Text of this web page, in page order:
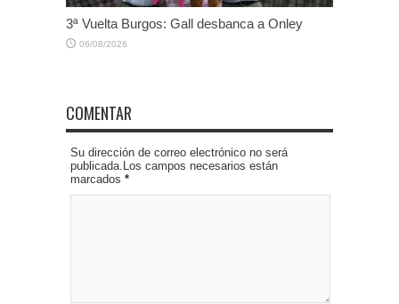
3ª Vuelta Burgos: Gall desbanca a Onley
06/08/2026
COMENTAR
Su dirección de correo electrónico no será
publicada.Los campos necesarios están
marcados *